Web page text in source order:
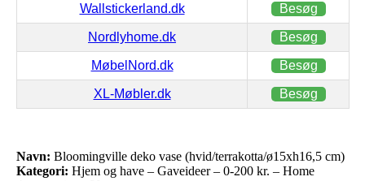
Wallstickerland.dk Besøg
Nordlyhome.dk Besøg
MøbelNord.dk Besøg
XL-Møbler.dk Besøg
Navn: Bloomingville deko vase (hvid/terrakotta/ø15xh16,5 cm)
Kategori: Hjem og have – Gaveideer – 0-200 kr. – Home